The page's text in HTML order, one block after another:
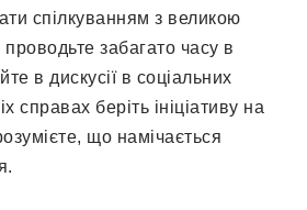
спілкуванням з великою
забагато часу в
в дискусії в соціальних
беріть ініціативу на
що намічається